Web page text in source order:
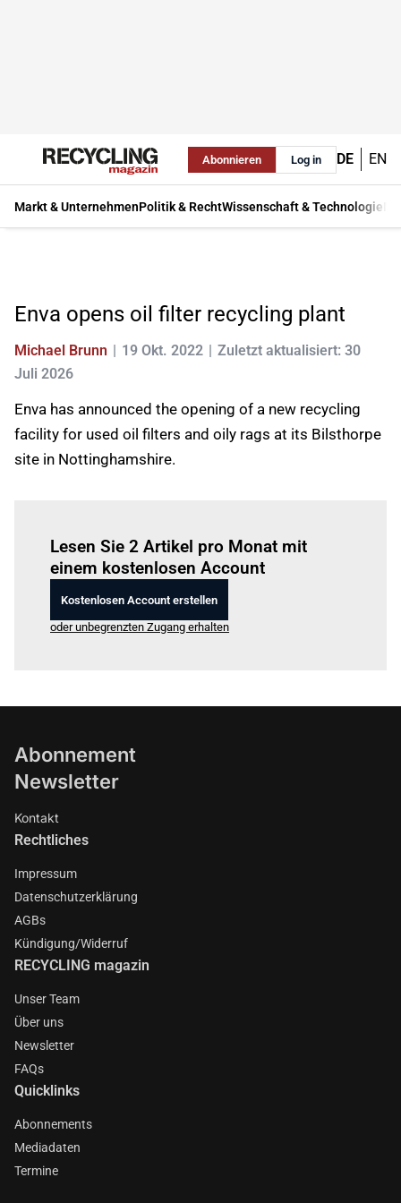
Abonnieren Log in DE EN
Markt & UnternehmenPolitik & RechtWissenschaft & Technologie
Enva opens oil filter recycling plant
Michael Brunn 19 Okt. 2022
Zuletzt aktualisiert: 30
Juli 2026
Enva has announced the opening of a new recycling
facility for used oil filters and oily rags at its Bilsthorpe
site in Nottinghamshire.
Lesen Sie 2 Artikel pro Monat mit
einem kostenlosen Account
Kostenlosen Account erstellen
oder unbegrenzten Zugang erhalten
Abonnement
Newsletter
Kontakt
Rechtliches
Impressum
Datenschutzerklärung
AGBs
Kündigung/Widerruf
RECYCLING magazin
Unser Team
Über uns
Newsletter
FAQs
Quicklinks
Abonnements
Mediadaten
Termine